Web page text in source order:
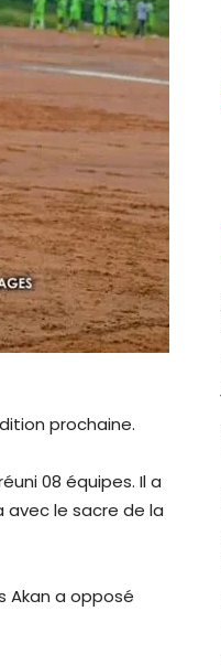
prochaine.
08 équipes. Il a
avec le sacre de la
Akan a opposé